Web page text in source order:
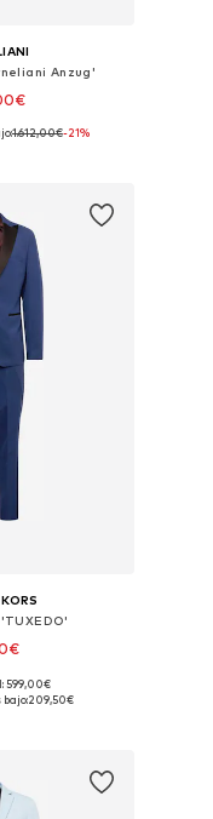
Anzug'
50, 52, 54
1.612,00€-21%
tallas
599,00€
209,50€